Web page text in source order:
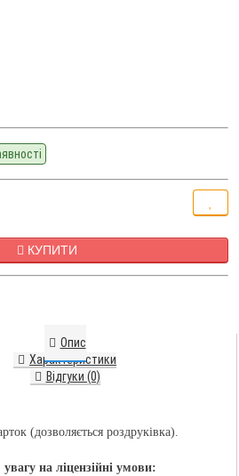
КУПИТИ
Опис
Характеристики
Відгуки (0)
(дозволяється роздруківка).
увагу на ліцензійні умови: